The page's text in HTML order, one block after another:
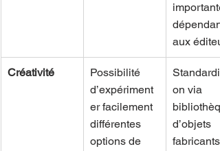
aux
Créativité
Possibilité
d’expériment
er facilement
différentes
options de
on via
d’objets
fabricants,